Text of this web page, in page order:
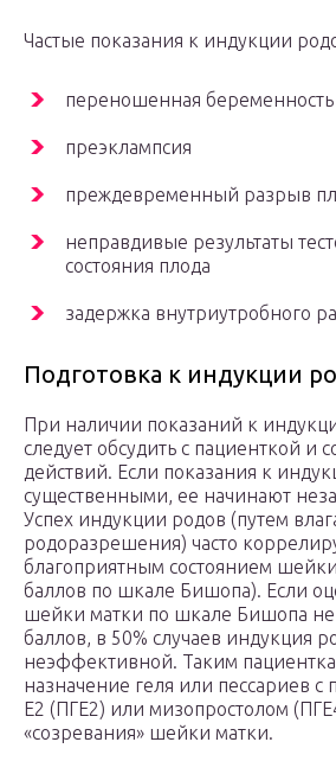
Частые показания к индукции
переношенная беременность
преэклампсия
преждевременный разрыв
неправдивые результаты
состояния плода
задержка внутриутробного
Подготовка к индукции
При наличии показаний к
следует обсудить с пациенткой и
действий. Если показания к
существенными, ее начинают
Успех индукции родов (путем
родоразрешения) часто
благоприятным состоянием
баллов по шкале Бишопа). Если
шейки матки по шкале Бишопа
баллов, в 50% случаев индукция
неэффективной. Таким
назначение геля или пессариев с
Е2 (ПГЕ2) или мизопростолом
«созревания» шейки матки.